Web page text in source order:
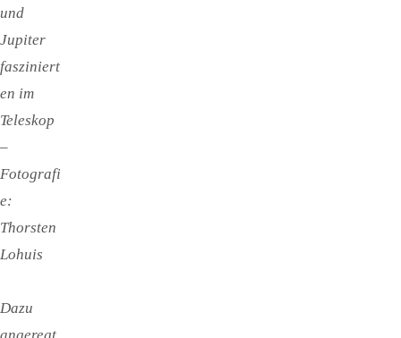
und
Jupiter
fasziniert
en im
Teleskop
–
Fotografi
e:
Thorsten
Lohuis
Dazu